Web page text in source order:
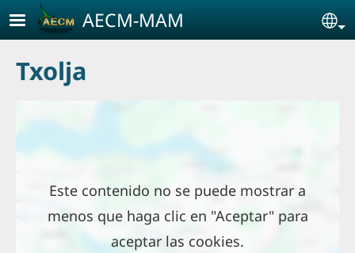
Pasar al contenido principal
AECM-MAM
Txolja
Este contenido no se puede mostrar a
menos que haga clic en "Aceptar" para
aceptar las cookies.